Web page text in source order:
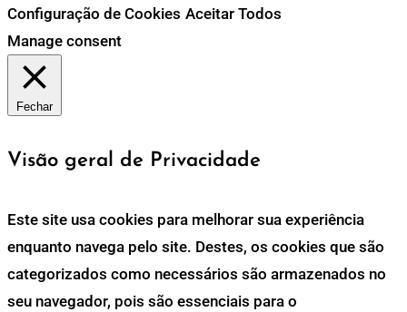
Configuração de Cookies Aceitar Todos
Manage consent
Fechar
Visão geral de Privacidade
Este site usa cookies para melhorar sua experiência
enquanto navega pelo site. Destes, os cookies que são
categorizados como necessários são armazenados no
seu navegador, pois são essenciais para o